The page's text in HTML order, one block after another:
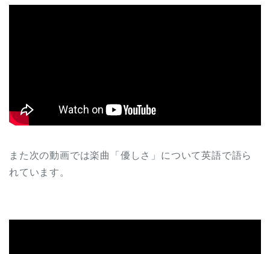
また次の動画では楽曲「優しさ」について英語で語ら
れています。